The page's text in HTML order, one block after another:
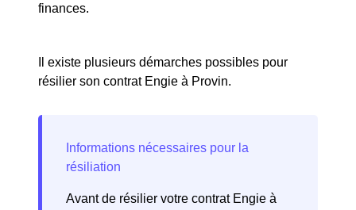
finances.
Il existe plusieurs démarches possibles pour
résilier son contrat Engie à Provin.
Avant de résilier votre contrat Engie à